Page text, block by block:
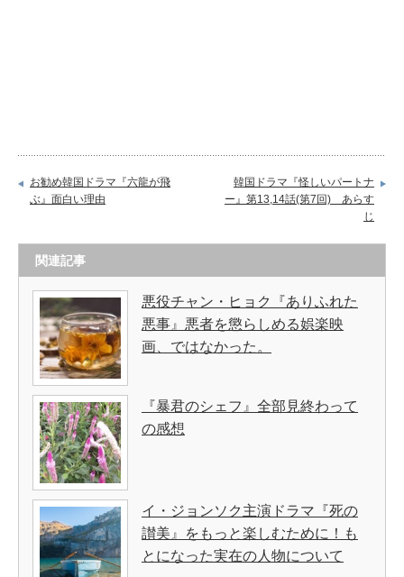
お勧め韓国ドラマ『六龍が飛
ぶ』面白い理由
韓国ドラマ『怪しいパートナ
ー』第13,14話(第7回) あらす
じ
関連記事
悪役チャン・ヒョク『ありふれた
悪事』悪者を懲らしめる娯楽映
画、ではなかった。
『暴君のシェフ』全部見終わって
の感想
イ・ジョンソク主演ドラマ『死の
讃美』をもっと楽しむために！も
とになった実在の人物について